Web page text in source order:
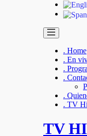
. Home
. En
.
.
.
. TV
TV